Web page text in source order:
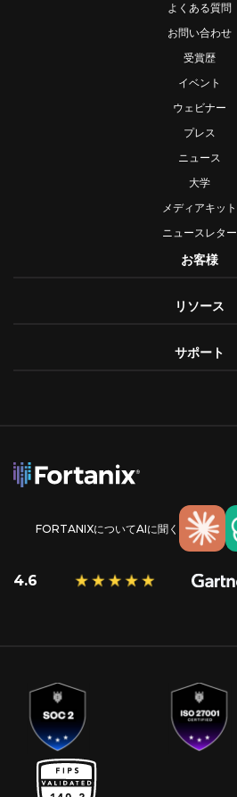
よくある質問
お問い合わせ
受賞歴
イベント
ウェビナー
プレス
ニュース
大学
メディアキット
ニュースレター
お客様
リソース
サポート
FORTANIXについてAIに聞く
4.6